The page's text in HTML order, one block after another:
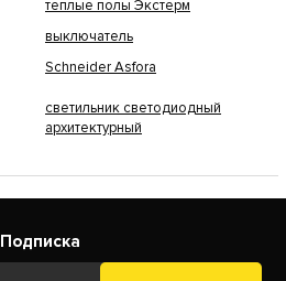
теплые полы Экстерм
выключатель
Schneider Asfora
светильник светодиодный
архитектурный
Подписка